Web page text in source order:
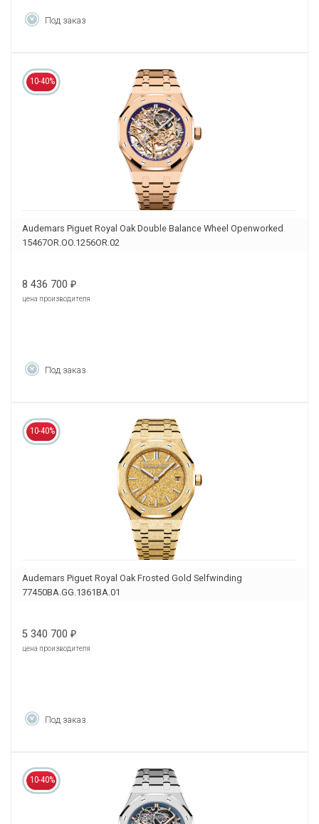
Под заказ
10-40%
Audemars Piguet Royal Oak Double Balance Wheel Openworked
15467OR.OO.1256OR.02
8 436 700 ₽
цена производителя
Под заказ
10-40%
Audemars Piguet Royal Oak Frosted Gold Selfwinding
77450BA.GG.1361BA.01
5 340 700 ₽
цена производителя
Под заказ
10-40%